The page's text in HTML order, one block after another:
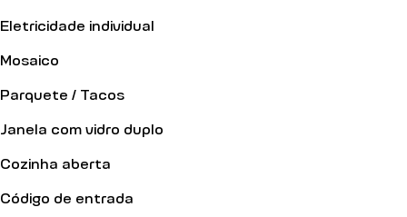
Eletricidade individual
Mosaico
Parquete / Tacos
Janela com vidro duplo
Cozinha aberta
Código de entrada